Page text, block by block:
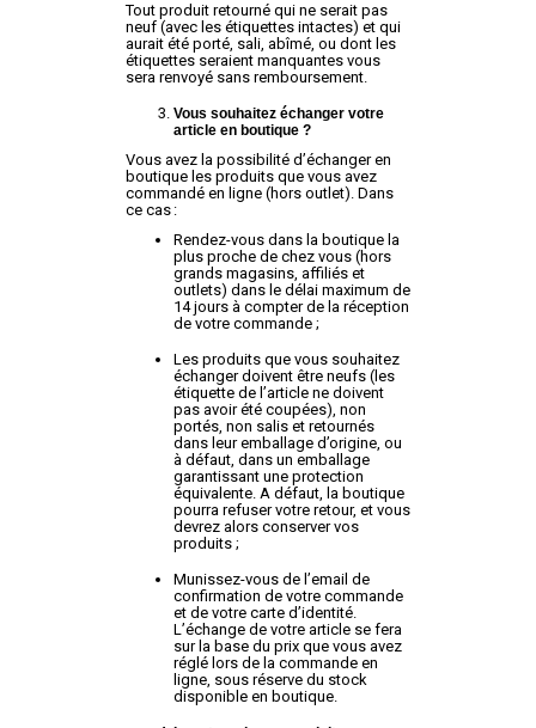
Tout produit retourné qui ne serait pas
neuf (avec les étiquettes intactes) et qui
aurait été porté, sali, abîmé, ou dont les
étiquettes seraient manquantes vous
sera renvoyé sans remboursement.
Vous souhaitez échanger votre
article en boutique ?
Vous avez la possibilité d’échanger en
boutique les produits que vous avez
commandé en ligne (hors outlet). Dans
ce cas :
Rendez-vous dans la boutique la
plus proche de chez vous (hors
grands magasins, affiliés et
outlets) dans le délai maximum de
14 jours à compter de la réception
de votre commande ;
Les produits que vous souhaitez
échanger doivent être neufs (les
étiquette de l’article ne doivent
pas avoir été coupées), non
portés, non salis et retournés
dans leur emballage d’origine, ou
à défaut, dans un emballage
garantissant une protection
équivalente. A défaut, la boutique
pourra refuser votre retour, et vous
devrez alors conserver vos
produits ;
Munissez-vous de l’email de
confirmation de votre commande
et de votre carte d’identité.
L’échange de votre article se fera
sur la base du prix que vous avez
réglé lors de la commande en
ligne, sous réserve du stock
disponible en boutique.